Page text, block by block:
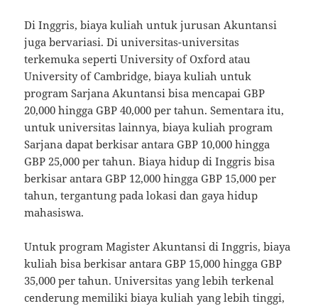
Di Inggris, biaya kuliah untuk jurusan Akuntansi
juga bervariasi. Di universitas-universitas
terkemuka seperti University of Oxford atau
University of Cambridge, biaya kuliah untuk
program Sarjana Akuntansi bisa mencapai GBP
20,000 hingga GBP 40,000 per tahun. Sementara itu,
untuk universitas lainnya, biaya kuliah program
Sarjana dapat berkisar antara GBP 10,000 hingga
GBP 25,000 per tahun. Biaya hidup di Inggris bisa
berkisar antara GBP 12,000 hingga GBP 15,000 per
tahun, tergantung pada lokasi dan gaya hidup
mahasiswa.
Untuk program Magister Akuntansi di Inggris, biaya
kuliah bisa berkisar antara GBP 15,000 hingga GBP
35,000 per tahun. Universitas yang lebih terkenal
cenderung memiliki biaya kuliah yang lebih tinggi,